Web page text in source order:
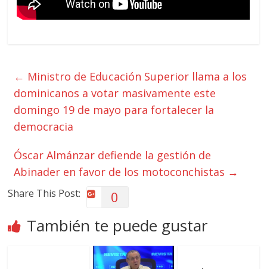
← Ministro de Educación Superior llama a los
dominicanos a votar masivamente este
domingo 19 de mayo para fortalecer la
democracia
Óscar Almánzar defiende la gestión de
Abinader en favor de los motoconchistas →
Share This Post: 0
También te puede gustar